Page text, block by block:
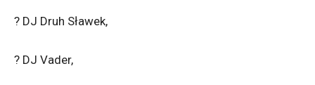
? DJ Druh Sławek,
? DJ Vader,